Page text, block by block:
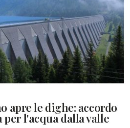
apre le dighe: accordo
l'acqua dalla valle